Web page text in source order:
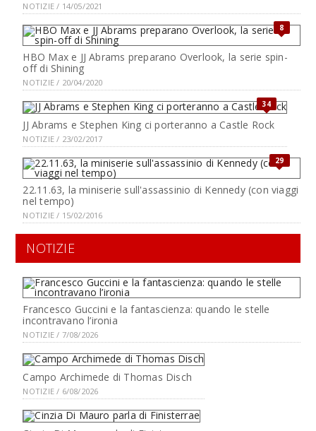
NOTIZIE / 14/05/2021
8
HBO Max e JJ Abrams preparano Overlook, la serie spin-
off di Shining
NOTIZIE / 20/04/2020
34
JJ Abrams e Stephen King ci porteranno a Castle Rock
NOTIZIE / 23/02/2017
29
22.11.63, la miniserie sull'assassinio di Kennedy (con viaggi
nel tempo)
NOTIZIE / 15/02/2016
NOTIZIE
Francesco Guccini e la fantascienza: quando le stelle
incontravano l’ironia
NOTIZIE / 7/08/2026
Campo Archimede di Thomas Disch
NOTIZIE / 6/08/2026